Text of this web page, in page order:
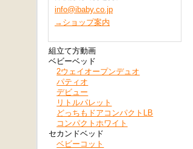
info@ibaby.co.jp
→ショップ案内
組立て方動画
ベビーベッド
2ウェイオープンデュオ
パティオ
デビュー
リトルパレット
どっちもドアコンパクトLB
コンパクトホワイト
セカンドベッド
ベビーコット